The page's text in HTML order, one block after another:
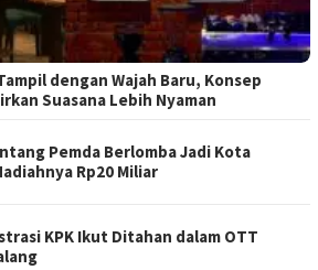
dengan Wajah Baru, Konsep
Suasana Lebih Nyaman
Pemda Berlomba Jadi Kota
Rp20 Miliar
KPK Ikut Ditahan dalam OTT